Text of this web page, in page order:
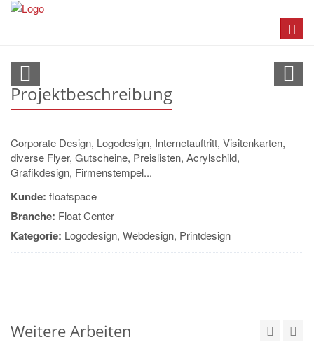
Projektbeschreibung
Corporate Design, Logodesign, Internetauftritt, Visitenkarten,
diverse Flyer, Gutscheine, Preislisten, Acrylschild,
Grafikdesign, Firmenstempel...
Kunde: floatspace
Branche: Float Center
Kategorie: Logodesign, Webdesign, Printdesign
Weitere Arbeiten